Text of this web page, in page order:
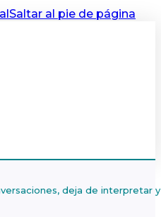
Saltar al pie de página
deja de interpretar